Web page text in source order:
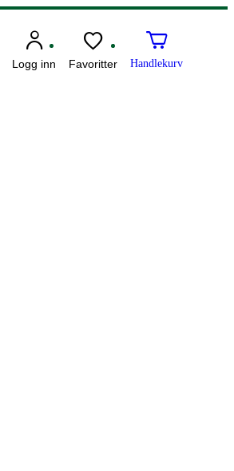
Logg inn Favoritter Handlekurv